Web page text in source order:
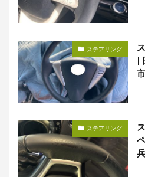
ステアリング
|
ステアリング